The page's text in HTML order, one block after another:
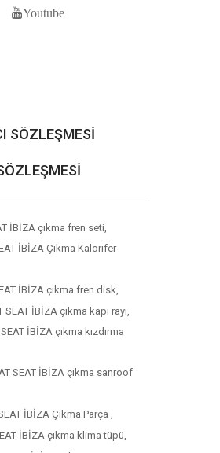
Youtube
SÖZLEŞMESİ
İBİZA çıkma fren seti,
İBİZA Çıkma Kalorifer
İBİZA çıkma fren disk,
SEAT İBİZA çıkma kapı rayı,
İBİZA çıkma kızdırma
SEAT İBİZA çıkma sanroof
İBİZA Çıkma Parça ,
İBİZA çıkma klima tüpü,